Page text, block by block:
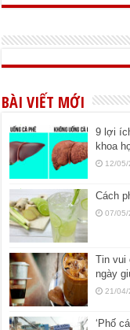
BÀI VIẾT MỚI
9 lợi
khoa
12/05/
Cách
07/05/
Tin vui
ngày
21/04/
‘Phố